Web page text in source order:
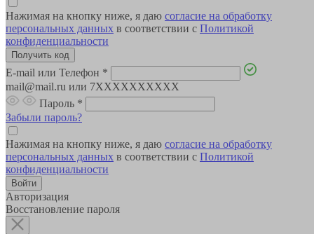
Нажимая на кнопку ниже, я даю согласие на обработку
персональных данных в соответствии с Политикой
конфиденциальности
E-mail или Телефон *
mail@mail.ru или 7XXXXXXXXXX
Пароль *
Забыли пароль?
Нажимая на кнопку ниже, я даю согласие на обработку
персональных данных в соответствии с Политикой
конфиденциальности
Авторизация
Восстановление пароля